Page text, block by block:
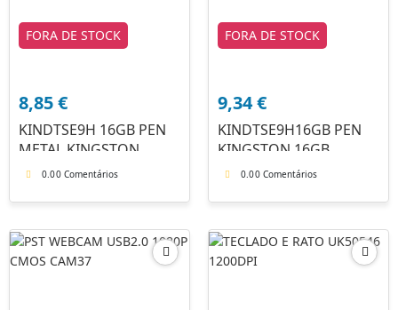
FORA DE STOCK
8,85€
KINDTSE9H 16GB PEN
METAL KINGSTON
0.00 Comentários
FORA DE STOCK
9,34€
KINDTSE9H16GB PEN
KINGSTON 16GB
0.00 Comentários